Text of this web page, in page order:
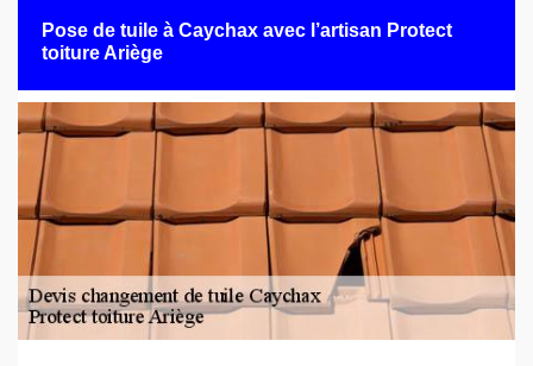
Pose de tuile à Caychax avec l’artisan Protect
toiture Ariège